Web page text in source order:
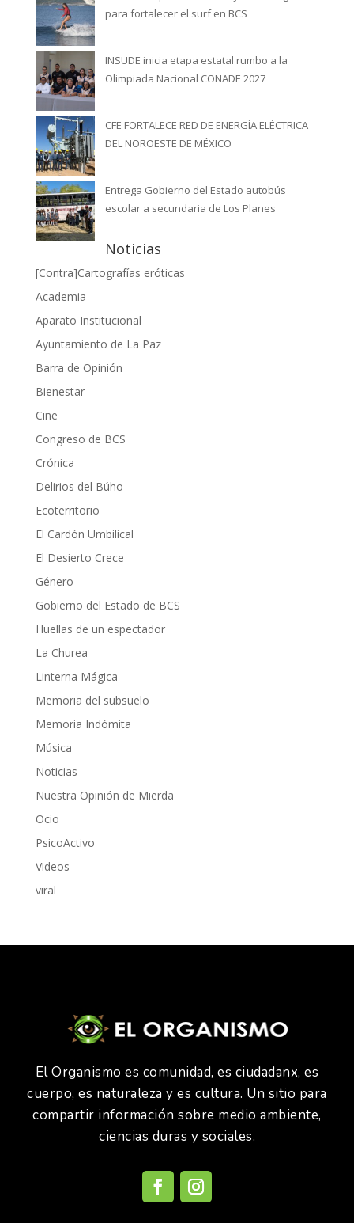
para fortalecer el surf en BCS
INSUDE inicia etapa estatal rumbo a la
Olimpiada Nacional CONADE 2027
CFE FORTALECE RED DE ENERGÍA ELÉCTRICA
DEL NOROESTE DE MÉXICO
Entrega Gobierno del Estado autobús
escolar a secundaria de Los Planes
Noticias
[Contra]Cartografías eróticas
Academia
Aparato Institucional
Ayuntamiento de La Paz
Barra de Opinión
Bienestar
Cine
Congreso de BCS
Crónica
Delirios del Búho
Ecoterritorio
El Cardón Umbilical
El Desierto Crece
Género
Gobierno del Estado de BCS
Huellas de un espectador
La Churea
Linterna Mágica
Memoria del subsuelo
Memoria Indómita
Música
Noticias
Nuestra Opinión de Mierda
Ocio
PsicoActivo
Videos
viral
El Organismo es comunidad, es ciudadanx, es
cuerpo, es naturaleza y es cultura. Un sitio para
compartir información sobre medio ambiente,
ciencias duras y sociales.